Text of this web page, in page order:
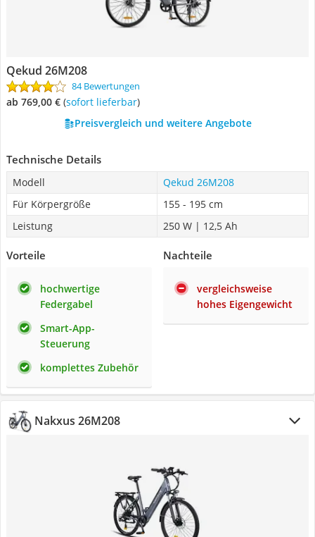
Qekud 26M208
84 Bewertungen
ab 769,00 € ( Sofort lieferbar)
Preisvergleich und weitere Angebote
Technische Details
Modell
Qekud 26M208
Für Körpergröße
155 - 195 cm
Leistung
250 W | 12,5 Ah
Vorteile
hochwertige
Federgabel
Smart-App-
Steuerung
komplettes Zubehör
Nachteile
vergleichsweise
hohes Eigengewicht
Nakxus 26M208